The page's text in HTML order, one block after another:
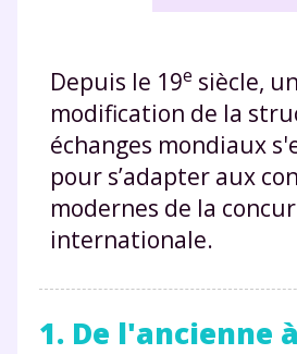
Depuis le 19e siècle,
modification de la
échanges mondiaux
pour s’adapter aux
modernes de la
internationale.
1. De l'ancienne